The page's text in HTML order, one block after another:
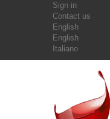
Sign in
Contact us
English
English
Italiano